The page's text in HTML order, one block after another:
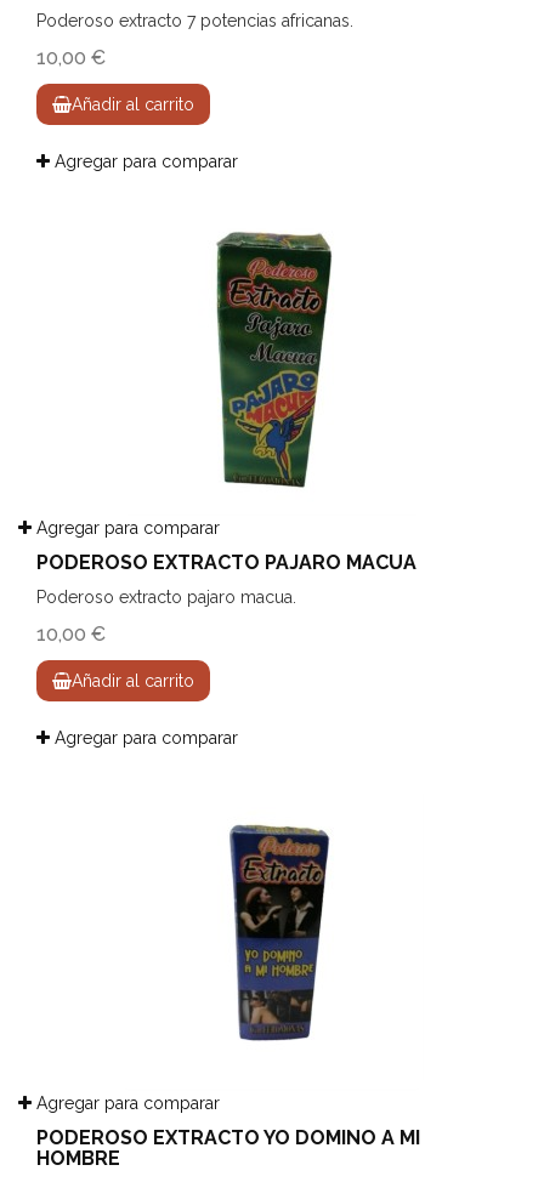
Poderoso extracto 7 potencias africanas.
10,00 €
Añadir al carrito
Agregar para comparar
Agregar para comparar
PODEROSO EXTRACTO PAJARO MACUA
Poderoso extracto pajaro macua.
10,00 €
Añadir al carrito
Agregar para comparar
Agregar para comparar
PODEROSO EXTRACTO YO DOMINO A MI
HOMBRE